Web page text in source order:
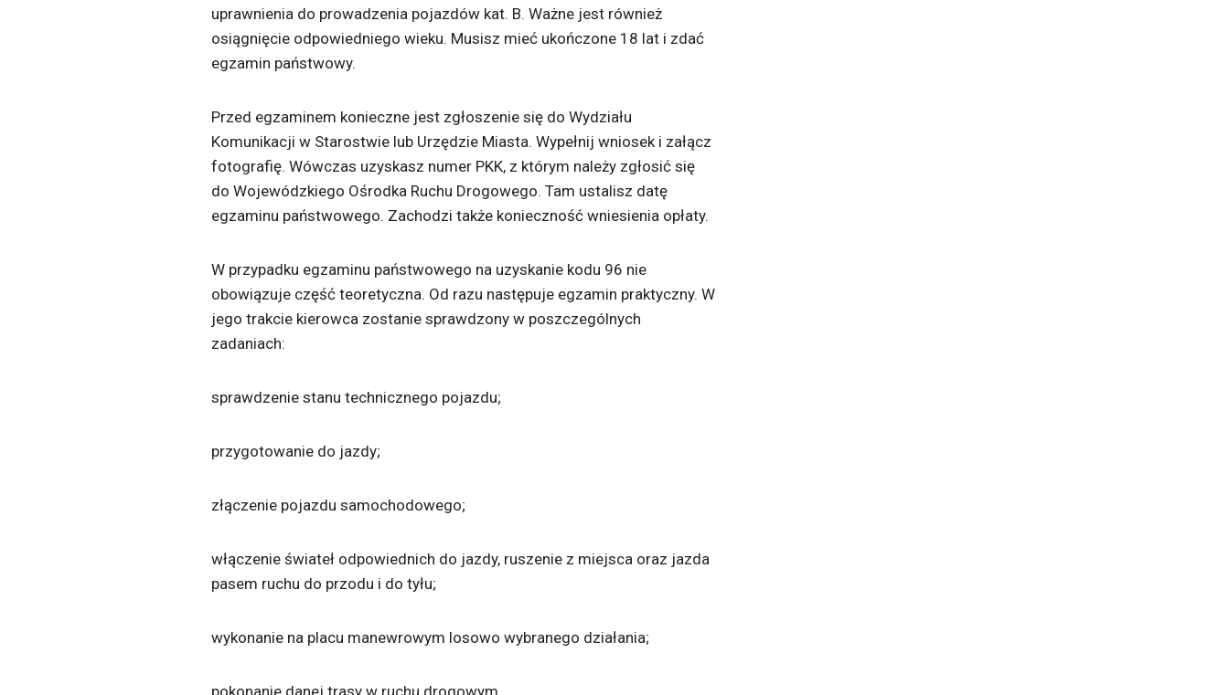
uprawnienia do prowadzenia pojazdów kat. B. Ważne jest również
osiągnięcie odpowiedniego wieku. Musisz mieć ukończone 18 lat i zdać
egzamin państwowy.
Przed egzaminem konieczne jest zgłoszenie się do Wydziału
Komunikacji w Starostwie lub Urzędzie Miasta. Wypełnij wniosek i załącz
fotografię. Wówczas uzyskasz numer PKK, z którym należy zgłosić się
do Wojewódzkiego Ośrodka Ruchu Drogowego. Tam ustalisz datę
egzaminu państwowego. Zachodzi także konieczność wniesienia opłaty.
W przypadku egzaminu państwowego na uzyskanie kodu 96 nie
obowiązuje część teoretyczna. Od razu następuje egzamin praktyczny. W
jego trakcie kierowca zostanie sprawdzony w poszczególnych
zadaniach:
sprawdzenie stanu technicznego pojazdu;
przygotowanie do jazdy;
złączenie pojazdu samochodowego;
włączenie świateł odpowiednich do jazdy, ruszenie z miejsca oraz jazda
pasem ruchu do przodu i do tyłu;
wykonanie na placu manewrowym losowo wybranego działania;